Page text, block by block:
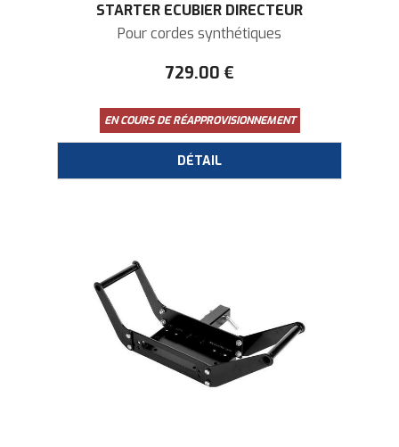
STARTER ECUBIER DIRECTEUR
Pour cordes synthétiques
729.00 €
EN COURS DE RÉAPPROVISIONNEMENT